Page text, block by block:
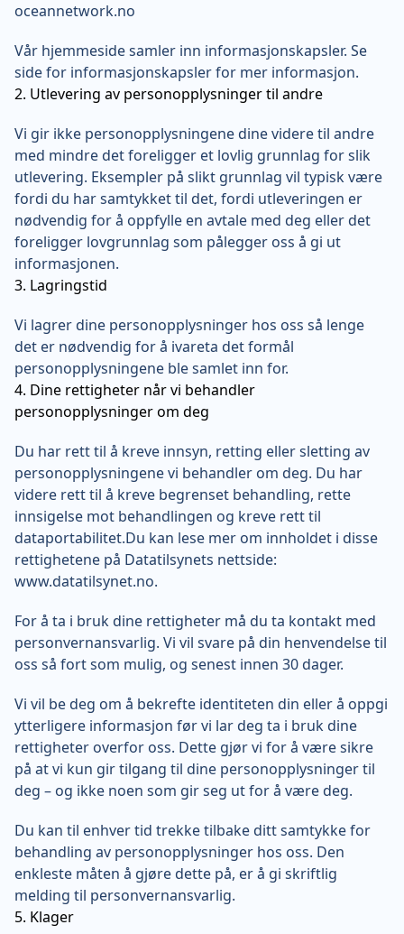
oceannetwork.no
Vår hjemmeside samler inn informasjonskapsler. Se
side for informasjonskapsler for mer informasjon.
2. Utlevering av personopplysninger til andre
Vi gir ikke personopplysningene dine videre til andre
med mindre det foreligger et lovlig grunnlag for slik
utlevering. Eksempler på slikt grunnlag vil typisk være
fordi du har samtykket til det, fordi utleveringen er
nødvendig for å oppfylle en avtale med deg eller det
foreligger lovgrunnlag som pålegger oss å gi ut
informasjonen.
3. Lagringstid
Vi lagrer dine personopplysninger hos oss så lenge
det er nødvendig for å ivareta det formål
personopplysningene ble samlet inn for.
4. Dine rettigheter når vi behandler
personopplysninger om deg
Du har rett til å kreve innsyn, retting eller sletting av
personopplysningene vi behandler om deg. Du har
videre rett til å kreve begrenset behandling, rette
innsigelse mot behandlingen og kreve rett til
dataportabilitet.Du kan lese mer om innholdet i disse
rettighetene på Datatilsynets nettside:
www.datatilsynet.no.
For å ta i bruk dine rettigheter må du ta kontakt med
personvernansvarlig. Vi vil svare på din henvendelse til
oss så fort som mulig, og senest innen 30 dager.
Vi vil be deg om å bekrefte identiteten din eller å oppgi
ytterligere informasjon før vi lar deg ta i bruk dine
rettigheter overfor oss. Dette gjør vi for å være sikre
på at vi kun gir tilgang til dine personopplysninger til
deg – og ikke noen som gir seg ut for å være deg.
Du kan til enhver tid trekke tilbake ditt samtykke for
behandling av personopplysninger hos oss. Den
enkleste måten å gjøre dette på, er å gi skriftlig
melding til personvernansvarlig.
5. Klager